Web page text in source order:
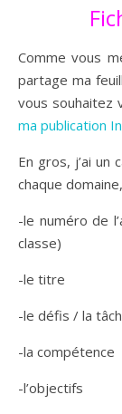
Comme vous
partage ma
vous souhaitez
ma publication
En gros, j’ai un
chaque
-le numéro de
classe)
-le titre
-le défis / la
-la compétence
-l’objectifs